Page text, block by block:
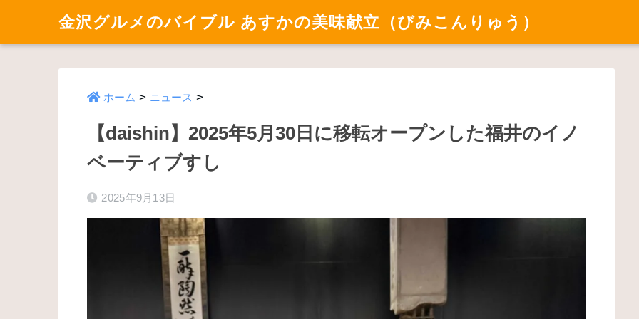
金沢グルメのバイブル あすかの美味献立（びみこんりゅう）
ホーム > ニュース >
【daishin】2025年5月30日に移転オープンした福井のイノ
ベーティブすし
2025年9月13日